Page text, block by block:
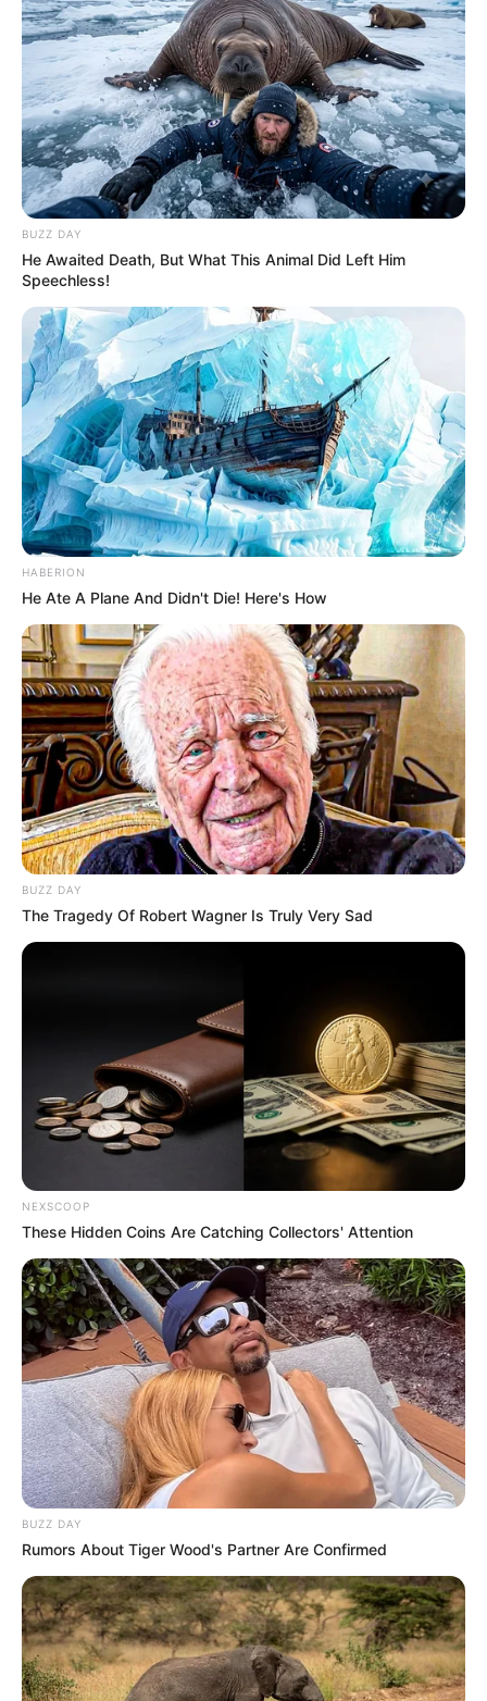
BUZZ DAY
He Awaited Death, But What This Animal Did Left Him
Speechless!
HABERION
He Ate A Plane And Didn't Die! Here's How
BUZZ DAY
The Tragedy Of Robert Wagner Is Truly Very Sad
NEXSCOOP
These Hidden Coins Are Catching Collectors' Attention
BUZZ DAY
Rumors About Tiger Wood's Partner Are Confirmed